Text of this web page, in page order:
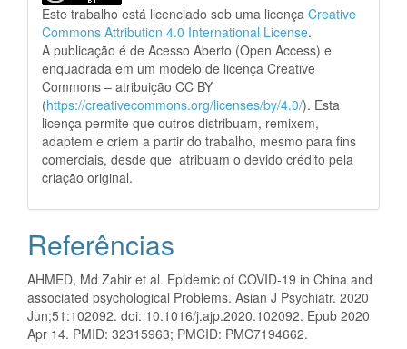
Este trabalho está licenciado sob uma licença Creative
Commons Attribution 4.0 International License.
A publicação é de Acesso Aberto (Open Access) e
enquadrada em um modelo de licença Creative
Commons – atribuição CC BY
(https://creativecommons.org/licenses/by/4.0/). Esta
licença permite que outros distribuam, remixem,
adaptem e criem a partir do trabalho, mesmo para fins
comerciais, desde que atribuam o devido crédito pela
criação original.
Referências
AHMED, Md Zahir et al. Epidemic of COVID-19 in China and
associated psychological Problems. Asian J Psychiatr. 2020
Jun;51:102092. doi: 10.1016/j.ajp.2020.102092. Epub 2020
Apr 14. PMID: 32315963; PMCID: PMC7194662.